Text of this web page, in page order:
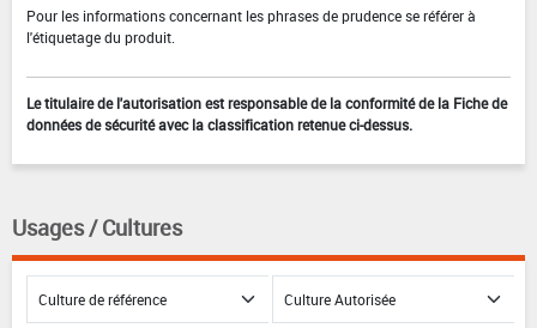
Pour les informations concernant les phrases de prudence se référer à
l'étiquetage du produit.
Le titulaire de l'autorisation est responsable de la conformité de la Fiche de
données de sécurité avec la classification retenue ci-dessus.
Usages / Cultures